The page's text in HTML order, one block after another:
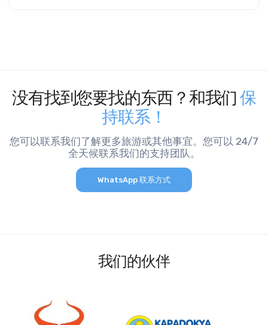
没有找到您要找的东西？和我们保
持联系！
您可以联系我们了解更多旅游或其他事宜。您可以 24/7
全天候联系我们的支持团队。
WhatsApp 联系方式
我们的伙伴